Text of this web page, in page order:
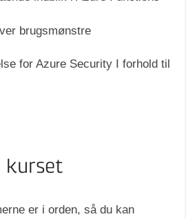
brugsmønstre
for Azure Security I forhold til
kurset
er i orden, så du kan